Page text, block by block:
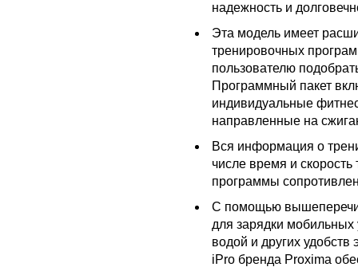
надежность и
Эта модель имеет
тренировочных
пользователю
Программный пакет
индивидуальные
направленные на
Вся информация о
числе время и
программы
С помощью
для зарядки мобильных
водой и других
iPro бренда Proxima